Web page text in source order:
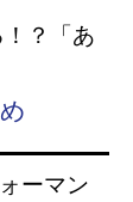
？「あ
ーマン